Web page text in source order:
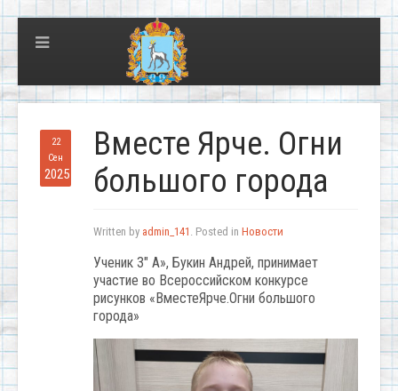
22
Сен
2025
Вместе Ярче. Огни
большого города
Written by admin_141 . Posted in Новости
Ученик 3″ А», Букин Андрей, принимает
участие во Всероссийском конкурсе
рисунков «ВместеЯрче.Огни большого
города»